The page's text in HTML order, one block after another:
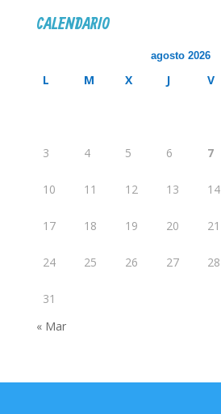
CALENDARIO
agosto 2026
L M X J V
3 4 5 6 7
10 11 12 13 14
17 18 19 20 21
24 25 26 27 28
31
« Mar